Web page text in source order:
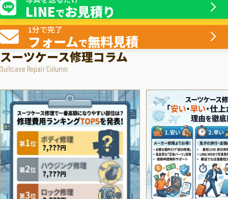
LINEでお見積り
1分で完了
フォームで無料見積
スーツケース修理コラム
Suitcase Repair Column